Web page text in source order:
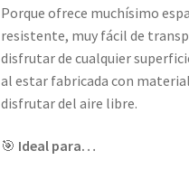
Porque ofrece muchísimo
resistente, muy fácil de
disfrutar de cualquier
al estar fabricada con
disfrutar del aire libre.
🎯 Ideal para…